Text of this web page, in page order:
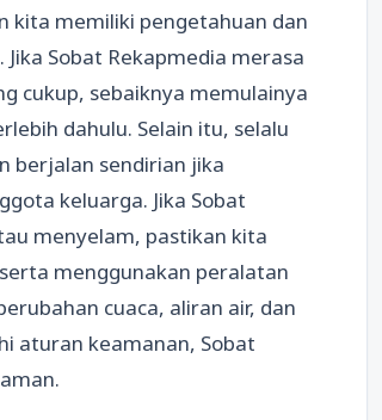
kita memiliki pengetahuan dan
Sobat Rekapmedia merasa
cukup, sebaiknya memulainya
dahulu. Selain itu, selalu
berjalan sendirian jika
keluarga. Jika Sobat
menyelam, pastikan kita
menggunakan peralatan
cuaca, aliran air, dan
aturan keamanan, Sobat